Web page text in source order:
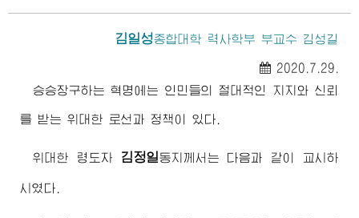
김일성종합대학 력사학부 부교수 김성길
2020.7.29.
승승장구하는 혁명에는 인민들의 절대적인 지지와 신뢰
를 받는 위대한 로선과 정책이 있다.
위대한 령도자 김정일동지 께서는 다음과 같이 교시하
시였다.